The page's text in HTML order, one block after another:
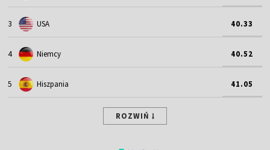
3 USA 40.33
4 Niemcy 40.52
5 Hiszpania 41.05
ROZWIŃ